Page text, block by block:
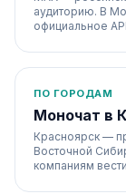
аудиторию. В
официальное
ПО ГОРОДАМ
Моночат в
Красноярск —
Восточной
компаниям